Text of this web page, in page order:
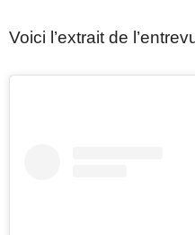
Voici l’extrait de